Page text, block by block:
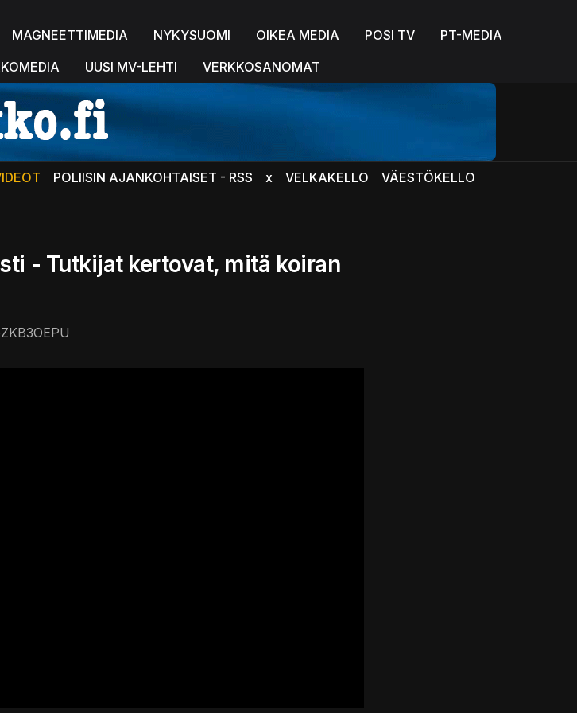
MAGNEETTIMEDIA NYKYSUOMI OIKEA MEDIA POSI TV
PT-MEDIA
UUSI MV-LEHTI VERKKOSANOMAT
POLIISIN AJANKOHTAISET - RSS x VELKAKELLO
VÄESTÖKELLO
- Tutkijat kertovat, mitä koiran